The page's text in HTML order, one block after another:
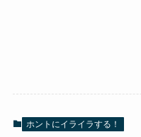
ホントにイライラする！